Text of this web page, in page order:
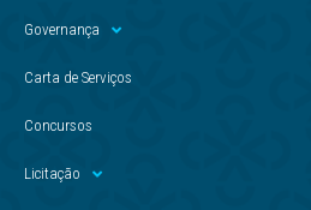
Governança
Carta de Serviços
Concursos
Licitação